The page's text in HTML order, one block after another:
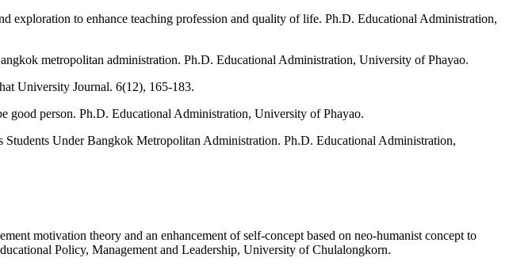
exploration to enhance teaching profession and quality of life. Ph.D. Educational Administration,
metropolitan administration. Ph.D. Educational Administration, University of Phayao.
University Journal. 6(12), 165-183.
good person. Ph.D. Educational Administration, University of Phayao.
Under Bangkok Metropolitan Administration. Ph.D. Educational Administration,
motivation theory and an enhancement of self-concept based on neo-humanist concept to
Policy, Management and Leadership, University of Chulalongkorn.